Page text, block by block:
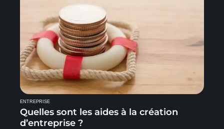
ENTREPRISE
Quelles sont les aides à la création
d’entreprise ?